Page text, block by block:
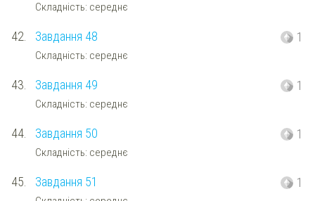
Складність: середнє
42. Завдання 48
Складність: середнє
1
43. Завдання 49
Складність: середнє
1
44. Завдання 50
Складність: середнє
1
45. Завдання 51 1